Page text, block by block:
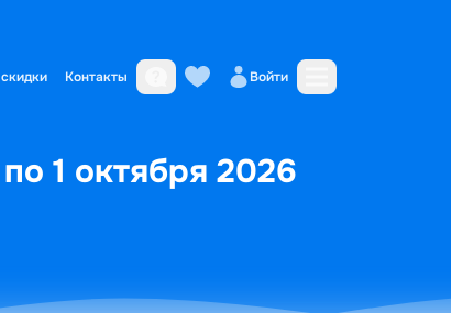
Контакты Войти
1 октября 2026